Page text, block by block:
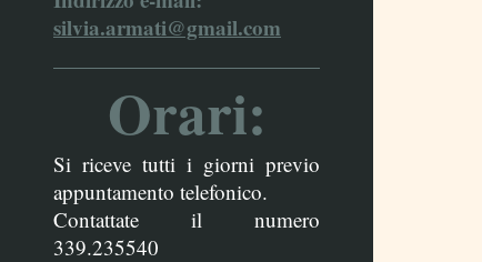
silvia.armati@gmail.com
Orari:
Si riceve tutti i giorni previo
appuntamento telefonico.
Contattate il numero
339.235540